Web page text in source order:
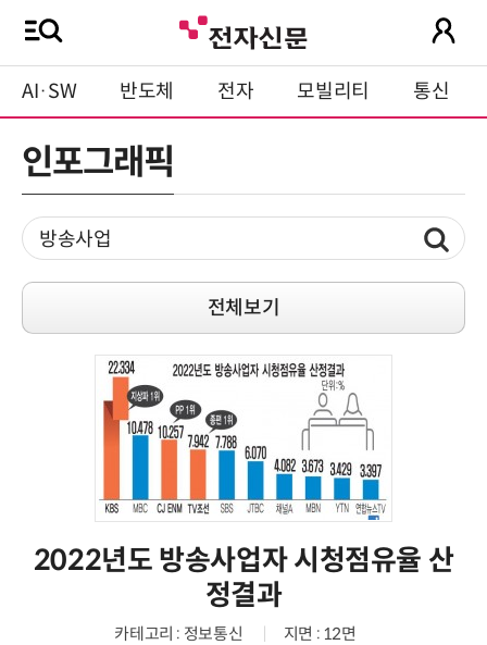
AI·SW 반도체 전자 모빌리티 통신
인포그래픽
전체보기
2022년도 방송사업자 시청점유율 산
정결과
카테고리 : 정보통신
지면 : 12면